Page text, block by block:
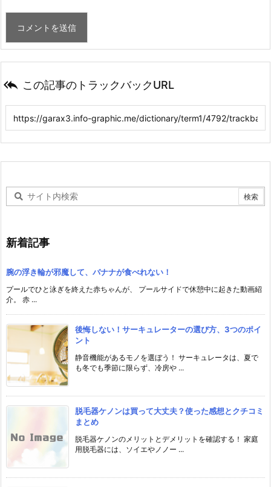
 この記事のトラックバックURL
新着記事
腕の浮き輪が邪魔して、バナナが食べれない！
プールでひと泳ぎを終えた赤ちゃんが、 プールサイドで休憩中に起きた動画紹
介。 赤 ...
後悔しない！サーキュレーターの選び方、3つのポイ
ント
静音機能があるモノを選ぼう！ サーキュレータは、夏で
も冬でも季節に限らず、冷房や ...
脱毛器ケノンは買って大丈夫？使った感想とクチコミ
まとめ
脱毛器ケノンのメリットとデメリットを確認する！ 家庭
用脱毛器には、ソイエやノノー ...